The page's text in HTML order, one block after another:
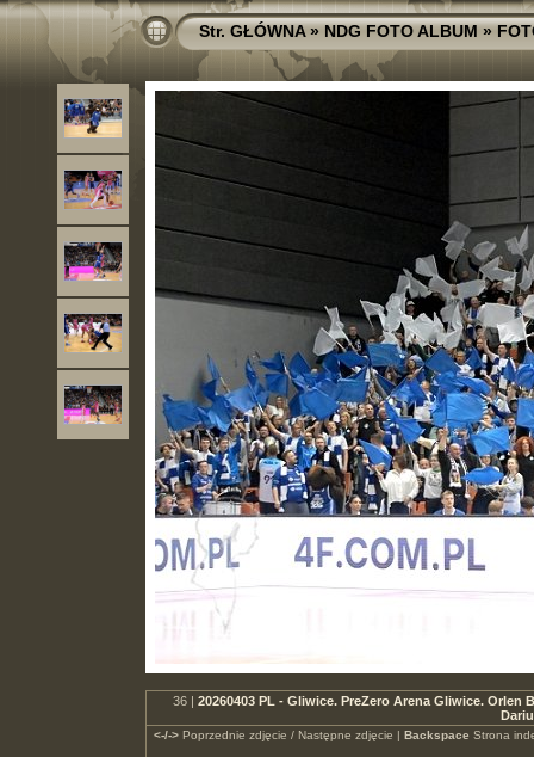
Str. GŁÓWNA»NDG FOTO ALBUM»
36 | 20260403 PL - Gliwice. PreZero Arena Gliwice.
<-/->Poprzednie zdjęcie / Następne zdjęcie | Backspace Strona